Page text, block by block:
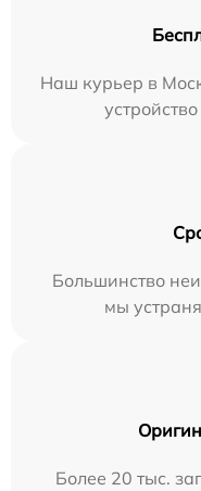
Наш курьер в
Большинство
мы
Более 20 тыс.